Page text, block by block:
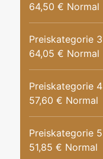
64,50 € Normal
Preiskategorie 3
64,05 € Normal
Preiskategorie 4
57,60 € Normal
Preiskategorie 5
51,85 € Normal